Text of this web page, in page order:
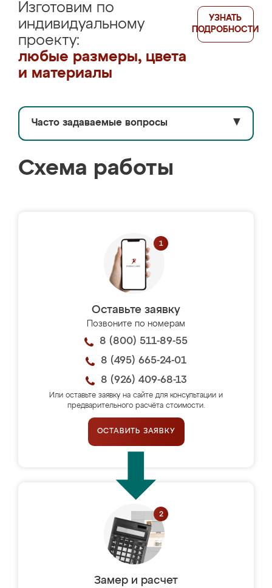
Изготовим по
индивидуальному
проекту:
любые размеры, цвета
и материалы
УЗНАТЬ
ПОДРОБНОСТИ
Часто задаваемые вопросы ▼
Схема работы
Оставьте заявку
Позвоните по номерам
8 (800) 511-89-55
8 (495) 665-24-01
8 (926) 409-68-13
Или оставьте заявку на сайте для консультации и
предварительного расчёта стоимости.
ОСТАВИТЬ ЗАЯВКУ
Замер и расчет